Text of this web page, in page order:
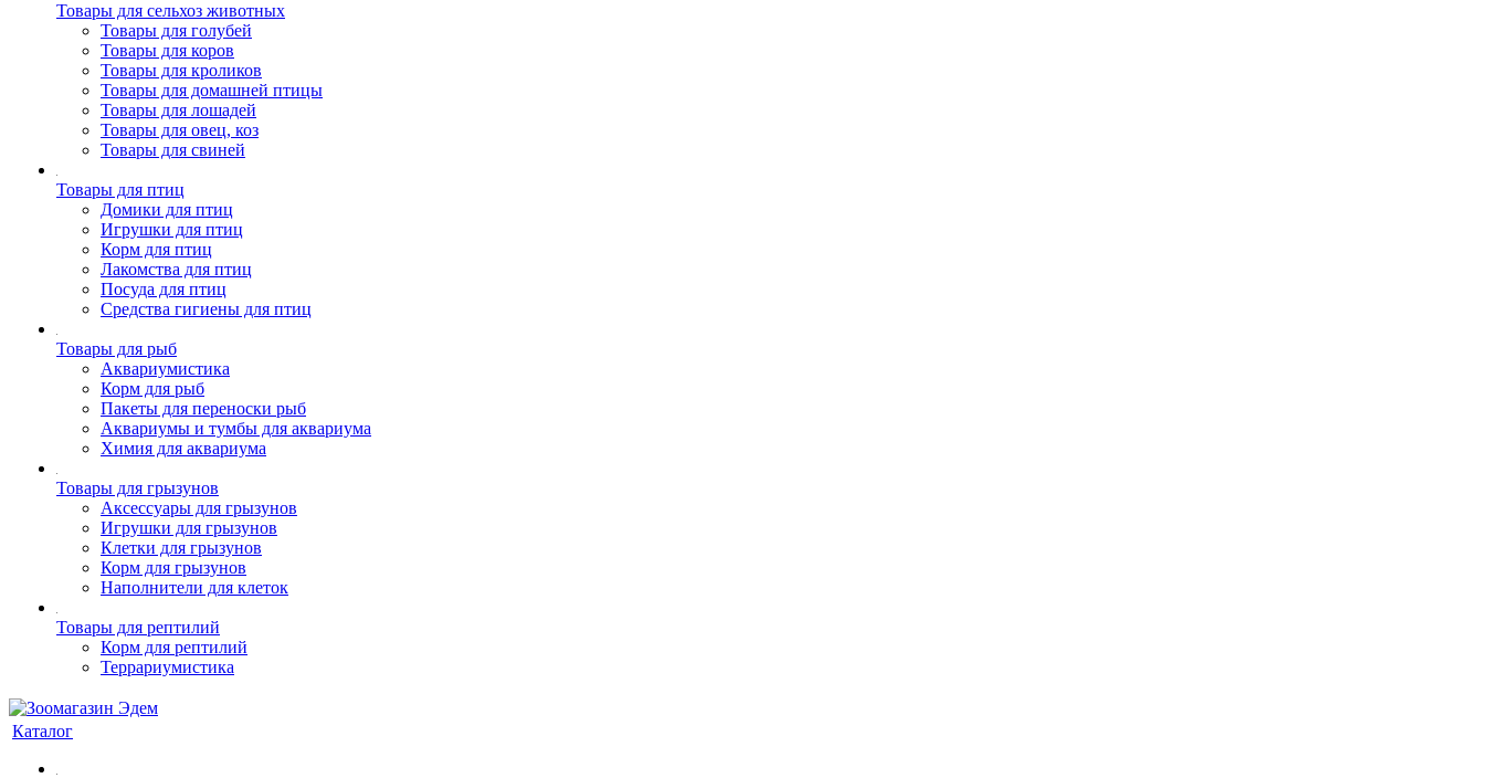
Товары для сельхоз животных
Товары для голубей
Товары для коров
Товары для кроликов
Товары для домашней птицы
Товары для лошадей
Товары для овец, коз
Товары для свиней
Товары для птиц
Домики для птиц
Игрушки для птиц
Корм для птиц
Лакомства для птиц
Посуда для птиц
Средства гигиены для птиц
Товары для рыб
Аквариумистика
Корм для рыб
Пакеты для переноски рыб
Аквариумы и тумбы для аквариума
Химия для аквариума
Товары для грызунов
Аксессуары для грызунов
Игрушки для грызунов
Клетки для грызунов
Корм для грызунов
Наполнители для клеток
Товары для рептилий
Корм для рептилий
Террариумистика
Каталог